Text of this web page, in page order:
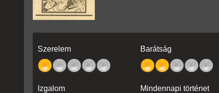
Szerelem Barátság
Izgalom Mindennapi történet